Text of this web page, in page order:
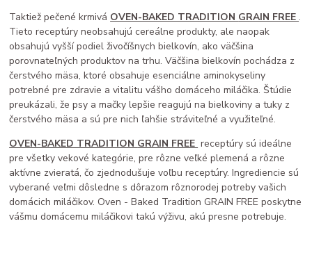
Taktiež pečené krmivá OVEN-BAKED TRADITION GRAIN FREE.
Tieto receptúry neobsahujú cereálne produkty, ale naopak
obsahujú vyšší podiel živočíšnych bielkovín, ako väčšina
porovnateľných produktov na trhu. Väčšina bielkovín pochádza z
čerstvého mäsa, ktoré obsahuje esenciálne aminokyseliny
potrebné pre zdravie a vitalitu vášho domáceho miláčika. Štúdie
preukázali, že psy a mačky lepšie reagujú na bielkoviny a tuky z
čerstvého mäsa a sú pre nich ľahšie stráviteľné a využiteľné.
OVEN-BAKED TRADITION GRAIN FREE receptúry sú ideálne
pre všetky vekové kategórie, pre rôzne veľké plemená a rôzne
aktívne zvieratá, čo zjednodušuje voľbu receptúry. Ingrediencie sú
vyberané veľmi dôsledne s dôrazom rôznorodej potreby vašich
domácich miláčikov. Oven - Baked Tradition GRAIN FREE poskytne
vášmu domácemu miláčikovi takú výživu, akú presne potrebuje.